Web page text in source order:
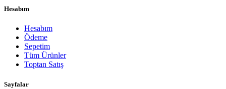
Hesabım
Hesabım
Ödeme
Sepetim
Tüm Ürünler
Toptan Satış
Sayfalar